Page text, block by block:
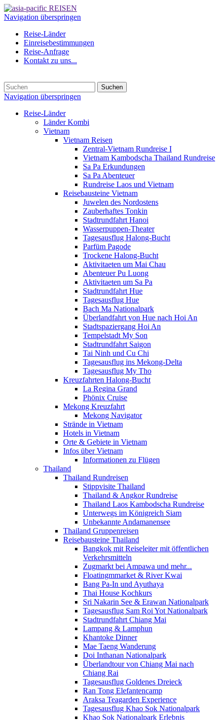
Navigation überspringen
Reise-Länder
Einreisebestimmungen
Reise-Anfrage
Kontakt zu uns...
Suchen
Navigation überspringen
Reise-Länder
Länder Kombi
Vietnam
Vietnam Reisen
Zentral-Vietnam Rundreise I
Vietnam Kambodscha Thailand Rundreise
Sa Pa Erkundungen
Sa Pa Abenteuer
Rundreise Laos und Vietnam
Reisebausteine Vietnam
Juwelen des Nordostens
Zauberhaftes Tonkin
Stadtrundfahrt Hanoi
Wasserpuppen-Theater
Tagesausflug Halong-Bucht
Parfüm Pagode
Trockene Halong-Bucht
Aktivitaeten um Mai Chau
Abenteuer Pu Luong
Aktivitaeten um Sa Pa
Stadtrundfahrt Hue
Tagesausflug Hue
Bach Ma Nationalpark
Überlandfahrt von Hue nach Hoi An
Stadtspaziergang Hoi An
Tempelstadt My Son
Stadtrundfahrt Saigon
Tai Ninh und Cu Chi
Tagesausflug ins Mekong-Delta
Tagesausflug My Tho
Kreuzfahrten Halong-Bucht
La Regina Grand
Phönix Cruise
Mekong Kreuzfahrt
Mekong Navigator
Strände in Vietnam
Hotels in Vietnam
Orte & Gebiete in Vietnam
Infos über Vietnam
Informationen zu Flügen
Thailand
Thailand Rundreisen
Stippvisite Thailand
Thailand & Angkor Rundreise
Thailand Laos Kambodscha Rundreise
Unterwegs im Königreich Siam
Unbekannte Andamanensee
Thailand Gruppenreisen
Reisebausteine Thailand
Bangkok mit Reiseleiter mit öffentlichen
Verkehrsmitteln
Zugmarkt bei Ampawa und mehr...
Floatingmmarket & River Kwai
Bang Pa-In und Ayuthaya
Thai House Kochkurs
Sri Nakarin See & Erawan Nationalpark
Tagesausflug Sam Roi Yot Nationalpark
Stadtrundfahrt Chiang Mai
Lampang & Lamphun
Khantoke Dinner
Mae Taeng Wanderung
Doi Inthanan Nationalpark
Überlandtour von Chiang Mai nach
Chiang Rai
Tagesausflug Goldenes Dreieck
Ran Tong Elefantencamp
Araksa Teagarden Experience
Tagesausflug Khao Sok Nationalpark
Khao Sok Nationalpark Erlebnis